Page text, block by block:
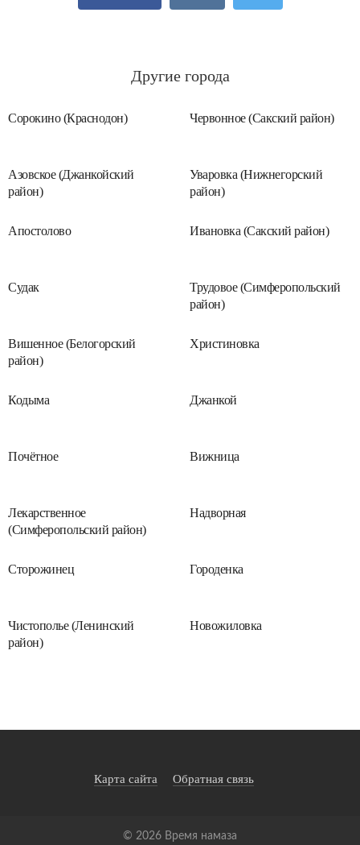
Другие города
Сорокино (Краснодон) Червонное (Сакский район)
Азовское (Джанкойский
район)
Уваровка (Нижнегорский
район)
Апостолово Ивановка (Сакский район)
Судак
Трудовое (Симферопольский
район)
Вишенное (Белогорский
район)
Христиновка
Кодыма Джанкой
Почётное Вижница
Лекарственное
(Симферопольский район)
Надворная
Сторожинец Городенка
Чистополье (Ленинский
район)
Новожиловка
Карта сайта Обратная связь
© 2026 Время намаза